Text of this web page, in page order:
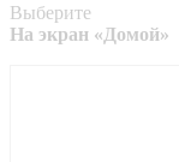
Выберите
На экран «Домой»